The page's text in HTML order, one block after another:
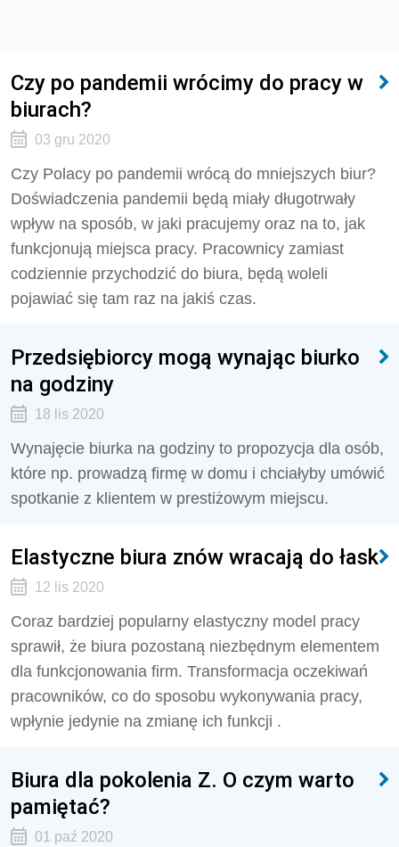
Czy po pandemii wrócimy do pracy w
biurach?
03 gru 2020
Czy Polacy po pandemii wrócą do mniejszych biur?
Doświadczenia pandemii będą miały długotrwały
wpływ na sposób, w jaki pracujemy oraz na to, jak
funkcjonują miejsca pracy. Pracownicy zamiast
codziennie przychodzić do biura, będą woleli
pojawiać się tam raz na jakiś czas.
Przedsiębiorcy mogą wynając biurko
na godziny
18 lis 2020
Wynajęcie biurka na godziny to propozycja dla osób,
które np. prowadzą firmę w domu i chciałyby umówić
spotkanie z klientem w prestiżowym miejscu.
Elastyczne biura znów wracają do łask
12 lis 2020
Coraz bardziej popularny elastyczny model pracy
sprawił, że biura pozostaną niezbędnym elementem
dla funkcjonowania firm. Transformacja oczekiwań
pracowników, co do sposobu wykonywania pracy,
wpłynie jedynie na zmianę ich funkcji .
Biura dla pokolenia Z. O czym warto
pamiętać?
01 paź 2020